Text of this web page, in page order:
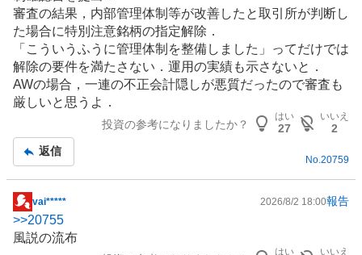
事
審査の結果，内部管理体制等が改善したと取引所が判断し
た場合に特別注意銘柄の指定解除．
「こういうふうに管理体制を整備しました」ってだけでは
解除の要件を満たさない．運用の実績も示さないと．
AWの場合，一連の不正会計隠しが悪質だったので審査も
厳しいと思うよ．
投資の参考になりましたか？
はい
27
いいえ
2
返信
No. 20759
掲
示
板
vai***** 2026/8/2 18:00報告
>>20755
風説の流布
はい いいえ